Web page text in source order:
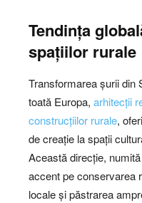
Tendința
spațiilor rurale
Transformarea șurii din
toată Europa, arhitecții
construcțiilor rurale,
de creație la spații
Această direcție,
accent pe conservarea
locale și păstrarea